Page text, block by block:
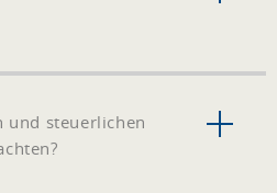
und steuerlichen